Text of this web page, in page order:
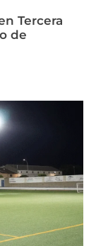
Tercera
de